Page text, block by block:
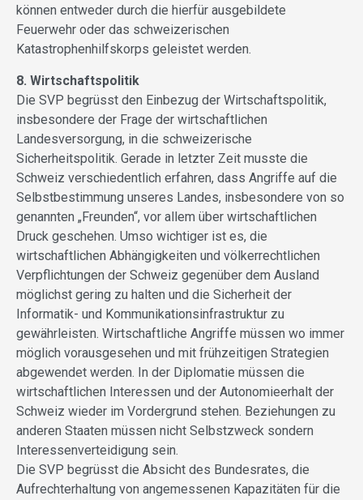
können entweder durch die hierfür ausgebildete
Feuerwehr oder das schweizerischen
Katastrophenhilfskorps geleistet werden.
8. Wirtschaftspolitik
Die SVP begrüsst den Einbezug der Wirtschaftspolitik,
insbesondere der Frage der wirtschaftlichen
Landesversorgung, in die schweizerische
Sicherheitspolitik. Gerade in letzter Zeit musste die
Schweiz verschiedentlich erfahren, dass Angriffe auf die
Selbstbestimmung unseres Landes, insbesondere von so
genannten „Freunden“, vor allem über wirtschaftlichen
Druck geschehen. Umso wichtiger ist es, die
wirtschaftlichen Abhängigkeiten und völkerrechtlichen
Verpflichtungen der Schweiz gegenüber dem Ausland
möglichst gering zu halten und die Sicherheit der
Informatik- und Kommunikationsinfrastruktur zu
gewährleisten. Wirtschaftliche Angriffe müssen wo immer
möglich vorausgesehen und mit frühzeitigen Strategien
abgewendet werden. In der Diplomatie müssen die
wirtschaftlichen Interessen und der Autonomieerhalt der
Schweiz wieder im Vordergrund stehen. Beziehungen zu
anderen Staaten müssen nicht Selbstzweck sondern
Interessenverteidigung sein.
Die SVP begrüsst die Absicht des Bundesrates, die
Aufrechterhaltung von angemessenen Kapazitäten für die